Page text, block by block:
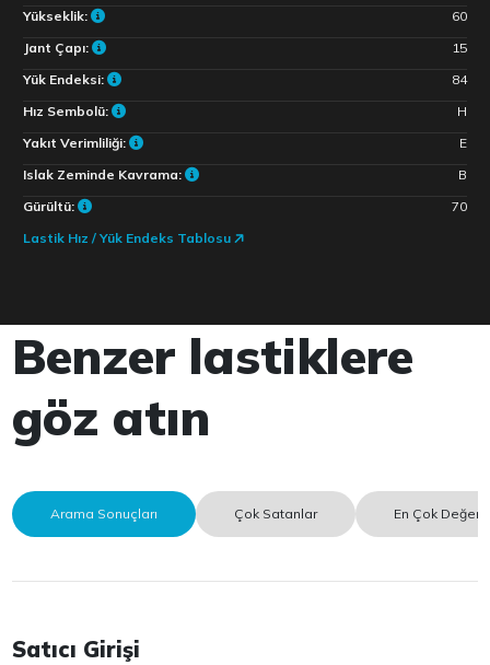
Yükseklik:
60
Jant Çapı:
15
Yük Endeksi:
84
Hız Sembolü:
H
Yakıt Verimliliği:
E
Islak Zeminde Kavrama:
B
Gürültü:
70
Lastik Hız / Yük Endeks Tablosu
Benzer lastiklere
göz atın
Arama Sonuçları Çok Satanlar En Çok
Satıcı Girişi